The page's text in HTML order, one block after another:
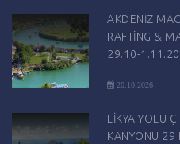
AKDENİZ
RAFTİNG &
29.10-
20.10.2026
LİKYA YOLU
KANYONU 29